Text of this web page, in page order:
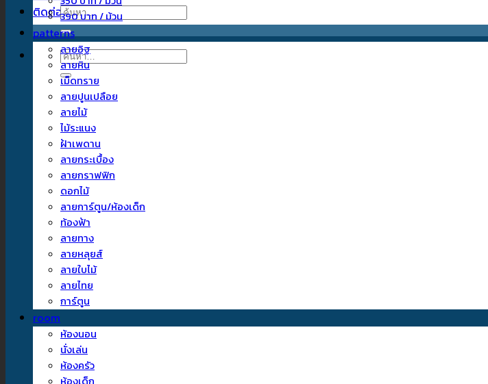
ติดต่อเรา
ค้นหา:
ค้นหา:
390 บาท / ม้วน
patterns
ลายอิฐ
ลายหิน
เม็ดทราย
ลายปูนเปลือย
ลายไม้
ไม้ระแนง
ฝ้าเพดาน
ลายกระเบื้อง
ลายกราฟฟิก
ดอกไม้
ลายการ์ตูน/ห้องเด็ก
ท้องฟ้า
ลายทาง
ลายหลุยส์
ลายใบไม้
ลายไทย
การ์ตูน
room
ห้องนอน
นั่งเล่น
ห้องครัว